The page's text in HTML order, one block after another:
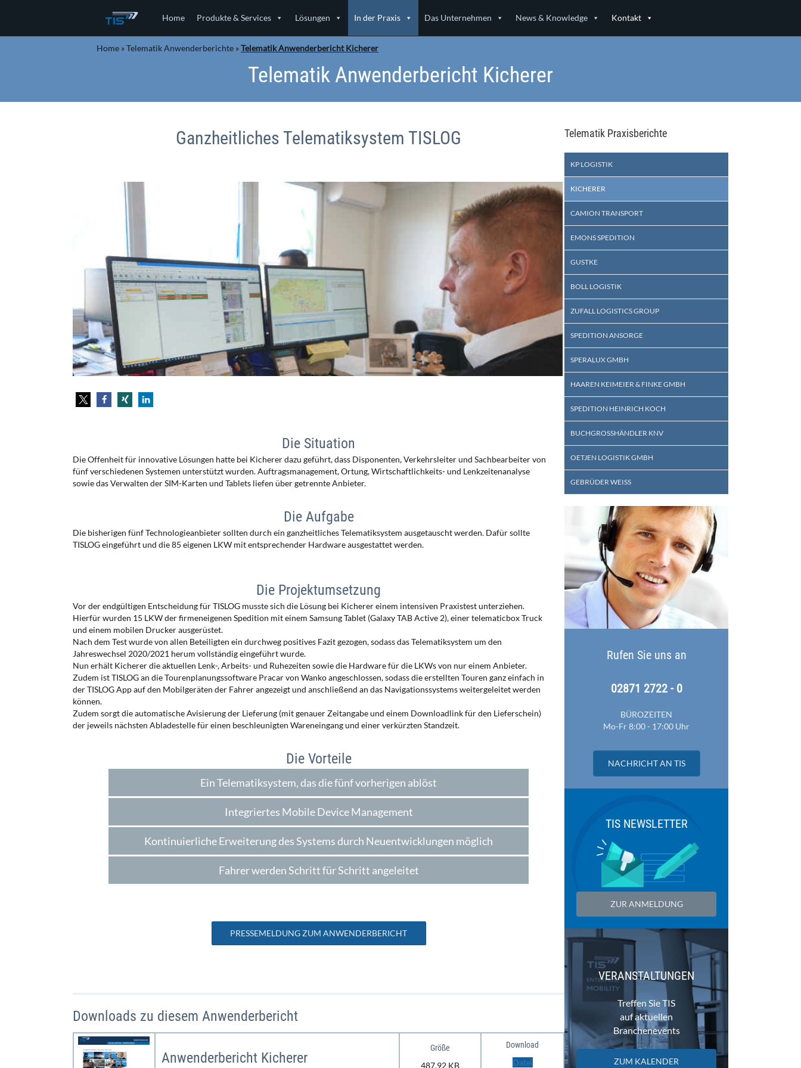
Home Produkte & Services Lösungen In der Praxis Das Unternehmen News & Knowledge Kontakt
Home »Telematik Anwenderberichte »Telematik Anwenderbericht Kicherer
Telematik Anwenderbericht Kicherer
Ganzheitliches Telematiksystem TISLOG
Die Situation
Die Offenheit für innovative Lösungen hatte bei Kicherer dazu geführt, dass Disponenten, Verkehrsleiter und Sachbearbeiter von
fünf verschiedenen Systemen unterstützt wurden. Auftragsmanagement, Ortung, Wirtschaftlichkeits- und Lenkzeitenanalyse
sowie das Verwalten der SIM-Karten und Tablets liefen über getrennte Anbieter.
Die Aufgabe
Die bisherigen fünf Technologieanbieter sollten durch ein ganzheitliches Telematiksystem ausgetauscht werden. Dafür sollte
TISLOG eingeführt und die 85 eigenen LKW mit entsprechender Hardware ausgestattet werden.
Die Projektumsetzung
Vor der endgültigen Entscheidung für TISLOG musste sich die Lösung bei Kicherer einem intensiven Praxistest unterziehen.
Hierfür wurden 15 LKW der firmeneigenen Spedition mit einem Samsung Tablet (Galaxy TAB Active 2), einer telematicbox Truck
und einem mobilen Drucker ausgerüstet.
Nach dem Test wurde von allen Beteiligten ein durchweg positives Fazit gezogen, sodass das Telematiksystem um den
Jahreswechsel 2020/2021 herum vollständig eingeführt wurde.
Nun erhält Kicherer die aktuellen Lenk-, Arbeits- und Ruhezeiten sowie die Hardware für die LKWs von nur einem Anbieter.
Zudem ist TISLOG an die Tourenplanungssoftware Pracar von Wanko angeschlossen, sodass die erstellten Touren ganz einfach in
der TISLOG App auf den Mobilgeräten der Fahrer angezeigt und anschließend an das Navigationssystems weitergeleitet werden
können.
Zudem sorgt die automatische Avisierung der Lieferung (mit genauer Zeitangabe und einem Downloadlink für den Lieferschein)
der jeweils nächsten Abladestelle für einen beschleunigten Wareneingang und einer verkürzten Standzeit.
Die Vorteile
Ein Telematiksystem, das die fünf vorherigen ablöst
Integriertes Mobile Device Management
Kontinuierliche Erweiterung des Systems durch Neuentwicklungen möglich
Fahrer werden Schritt für Schritt angeleitet
PRESSEMELDUNG ZUM ANWENDERBERICHT
Downloads zu diesem Anwenderbericht
Anwenderbericht Kicherer
Größe
487,92 KB
Download
Datei
Telematik Praxisberichte
KP LOGISTIK
KICHERER
CAMION TRANSPORT
EMONS SPEDITION
GUSTKE
BOLL LOGISTIK
ZUFALL LOGISTICS GROUP
SPEDITION ANSORGE
SPERALUX GMBH
HAAREN KEIMEIER & FINKE GMBH
SPEDITION HEINRICH KOCH
BUCHGROSSHÄNDLER KNV
OETJEN LOGISTIK GMBH
GEBRÜDER WEISS
Rufen Sie uns an
02871 2722 - 0
BÜROZEITEN
Mo-Fr 8:00 - 17:00 Uhr
NACHRICHT AN TIS
TIS NEWSLETTER
ZUR ANMELDUNG
VERANSTALTUNGEN
Treffen Sie TIS
auf aktuellen
Branchenevents
ZUM KALENDER